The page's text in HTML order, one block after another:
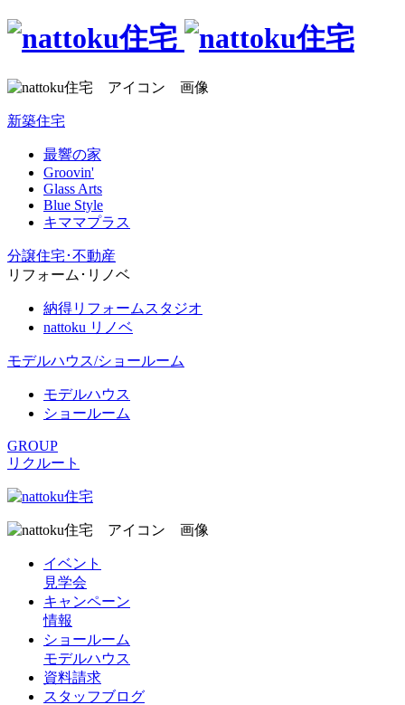
新築住宅
最響の家
Groovin'
Glass Arts
Blue Style
キママプラス
分譲住宅･不動産
リフォーム･リノベ
納得リフォームスタジオ
nattoku リノベ
モデルハウス/ショールーム
モデルハウス
ショールーム
GROUP
リクルート
イベント
見学会
キャンペーン
情報
ショールーム
モデルハウス
資料請求
スタッフブログ